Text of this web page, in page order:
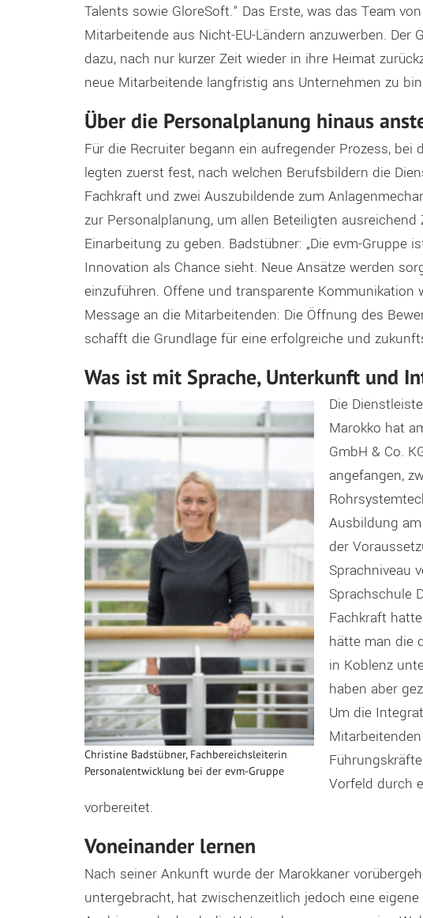
Talents sowie GloreSoft.“ Das Erste, was das Team
Mitarbeitende aus Nicht-EU-Ländern anzuwerben. Der
dazu, nach nur kurzer Zeit wieder in ihre Heimat
neue Mitarbeitende langfristig ans Unternehmen zu
Über die Personalplanung hinaus
Für die Recruiter begann ein aufregender Prozess, bei
legten zuerst fest, nach welchen Berufsbildern die
Fachkraft und zwei Auszubildende zum
zur Personalplanung, um allen Beteiligten
Einarbeitung zu geben. Badstübner: „Die evm-Gruppe
Innovation als Chance sieht. Neue Ansätze werden
einzuführen. Offene und transparente Kommunikation
Message an die Mitarbeitenden: Die Öffnung des
schafft die Grundlage für eine erfolgreiche und
Was ist mit Sprache, Unterkunft und
Christine Badstübner, Fachbereichsleiterin
Personalentwicklung bei der evm-Gruppe
Die
Marokko hat
GmbH & Co.
angefangen,
Ausbildung
der
Sprachniveau
Sprachschule
Fachkraft
hätte man die
in Koblenz
haben aber
Um die
Vorfeld durch
vorbereitet.
Voneinander lernen
Nach seiner Ankunft wurde der Marokkaner
untergebracht, hat zwischenzeitlich jedoch eine